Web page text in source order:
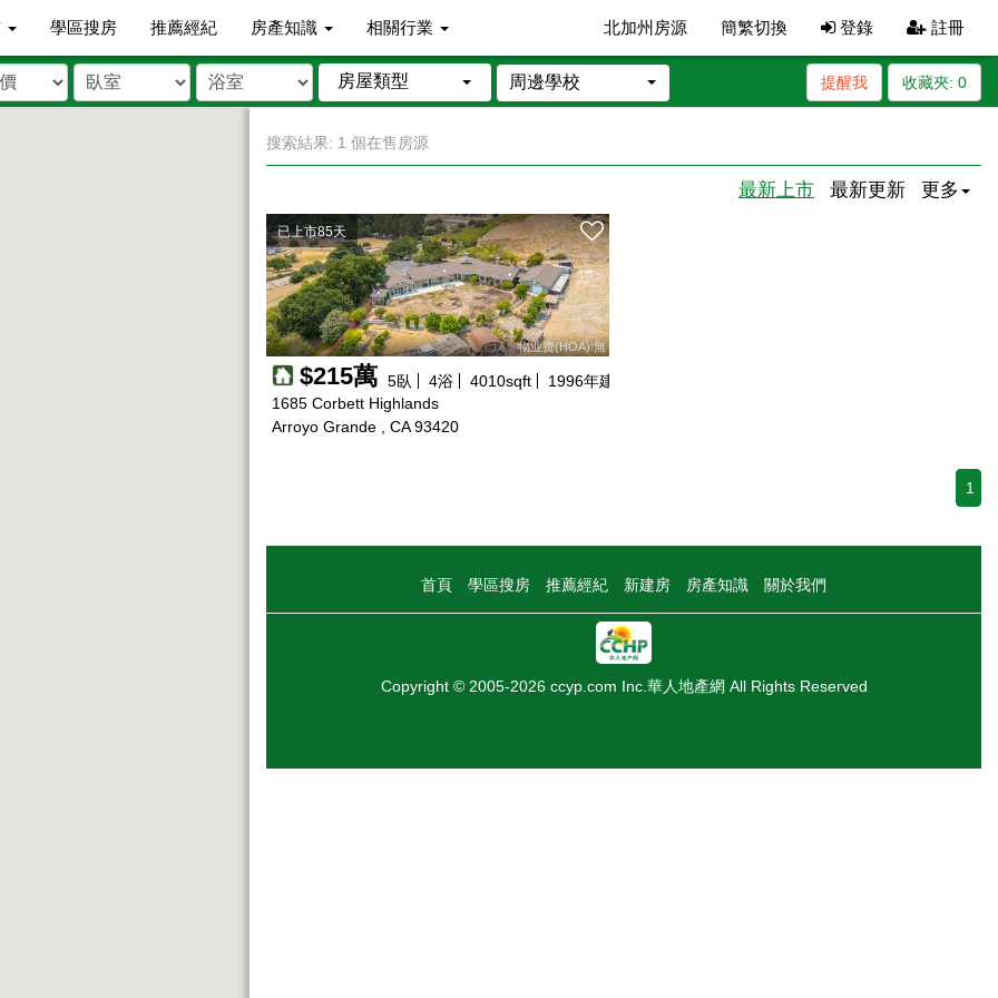
學區搜房 推薦經紀 房產知識 相關行業 北加州房源 簡繁切換 登錄 註冊
房屋類型 周邊學校 收藏夾: 0
提醒我
搜索結果: 1 個在售房源
最新上市 最新更新 更多
已上市85天
物业费(HOA):無
$215萬 5臥 4浴 4010sqft 1996年建
1685 Corbett Highlands
Arroyo Grande , CA 93420
1
首頁 學區搜房 推薦經紀 新建房 房產知識 關於我們
Copyright © 2005-2026 ccyp.com Inc.華人地產網 All Rights Reserved